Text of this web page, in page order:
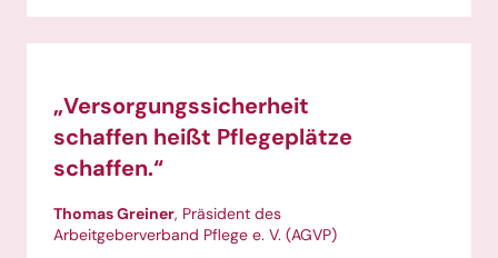
„Versorgungssicherheit
schaffen heißt Pflegeplätze
schaffen.“
Thomas Greiner, Präsident des
Arbeitgeberverband Pflege e. V. (AGVP)